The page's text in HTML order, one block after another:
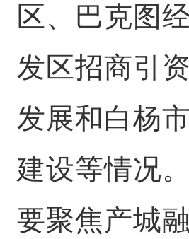
区、巴克图
发区招商引
发展和白杨
建设等情况
要聚焦产城